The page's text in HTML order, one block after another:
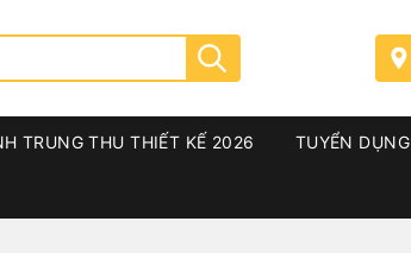
TRUNG THU THIẾT KẾ 2026 TUYỂN DỤNG